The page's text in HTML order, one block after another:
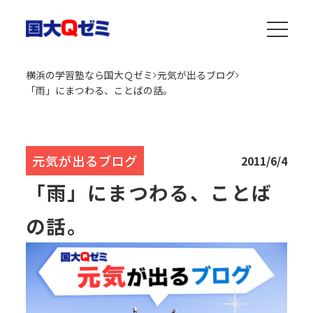
横浜の学習塾なら国大Ｑゼミ 元気が出るブログ
「雨」にまつわる、ことばの話。
元気が出るブログ 2011/6/4
「雨」にまつわる、ことば
の話。